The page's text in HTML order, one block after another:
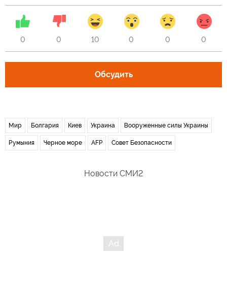
0 0 10 0 0 0
Обсудить
Мир Болгария Киев Украина Вооруженные силы Украины
Румыния Черное море AFP Совет Безопасности
Новости СМИ2